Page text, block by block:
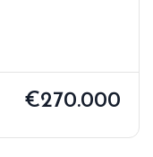
€270.000